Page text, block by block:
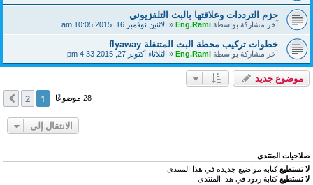
حزم الترددات وعلاقتها بالبث التلفزيوني
آخر مشاركة بواسطةEng.Rami
«الاثنين نوفمبر 16, 2015 10:05 am
خطوات تركيب محطة البث المتنقلة flyaway
آخر مشاركة بواسطةEng.Rami
«الثلاثاء أكتوبر 27, 2015 4:33 pm
موضوع جديد
28 موضوعًا 1
2 التالي
الانتقال إلى
صلاحيات المنتدى
لا تستطيعكتابة مواضيع جديدة في هذا المنتدى
لا تستطيعكتابة ردود في هذا المنتدى